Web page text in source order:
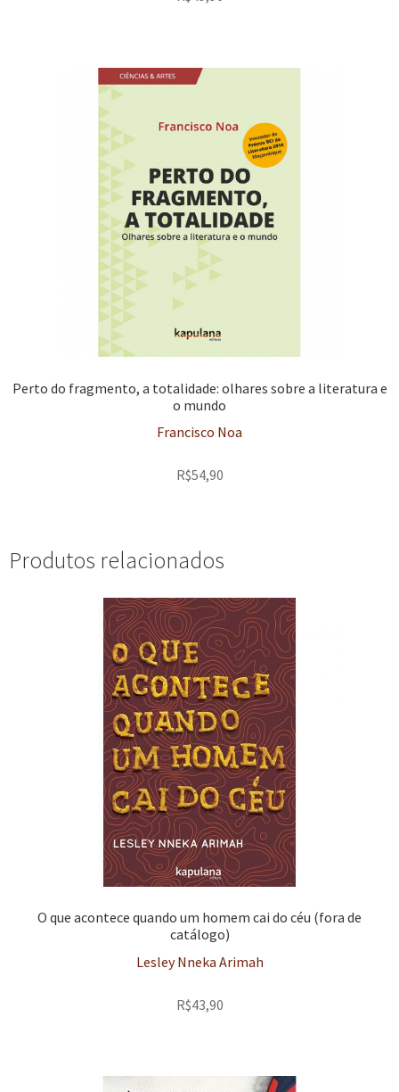
Perto do fragmento, a totalidade: olhares sobre a literatura e
o mundo
Francisco Noa
R$54,90
Produtos relacionados
O que acontece quando um homem cai do céu (fora de
catálogo)
Lesley Nneka Arimah
R$43,90